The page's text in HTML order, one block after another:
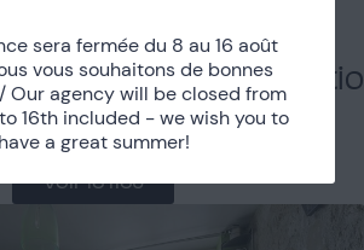
parisien avec un patio
Marais
Voir le lieu
sera fermée du 8 au 16 août
vous souhaitons de bonnes
Our agency will be closed from
16th included - we wish you to
have a great summer!